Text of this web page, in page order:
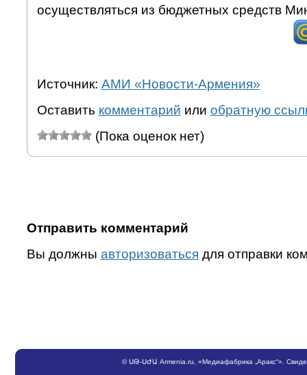
осуществляться из бюджетных средств
Источник: АМИ «Новости-Армения»
Оставить комментарий или обратную
(Пока оценок нет)
Отправить комментарий
Вы должны авторизоваться для отправки
©ՍԹ-ՍԺԱ Armenia.ru , «Медиафабрика „Аракс“».